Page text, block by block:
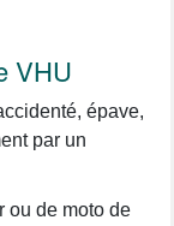
VHU
épave,
par un
ou de moto de